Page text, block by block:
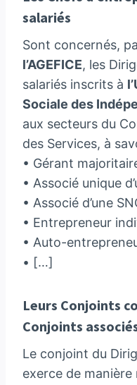
salariés
Sont concernés,
l’AGEFICE, les
salariés inscrits à
Sociale des
aux secteurs du
des Services, à
• Gérant
• Associé unique
• Associé d’une
• Entrepreneur
• Auto-
• […]
Leurs Conjoints
Conjoints
Le conjoint du
exerce de